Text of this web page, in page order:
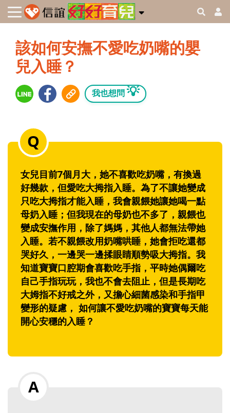
該如何安撫不愛吃奶嘴的嬰
兒入睡？
我也想問 💡
女兒目前7個月大，她不喜歡吃奶嘴，有換過
好幾款，但愛吃大拇指入睡。為了不讓她變成
只吃大拇指才能入睡，我會親餵她讓她喝一點
母奶入睡；但我現在的母奶也不多了，親餵也
變成安撫作用，除了媽媽，其他人都無法帶她
入睡。若不親餵改用奶嘴哄睡，她會拒吃還都
哭好久，一邊哭一邊揉眼睛順勢吸大拇指。我
知道寶寶口腔期會喜歡吃手指，平時她偶爾吃
自己手指玩玩，我也不會去阻止，但是長期吃
大姆指不好戒之外，又擔心細菌感染和手指甲
變形的疑慮， 如何讓不愛吃奶嘴的寶寶每天能
開心安穩的入睡？